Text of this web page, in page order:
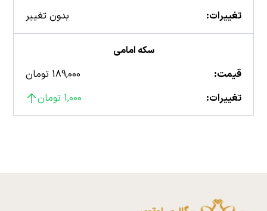
تغییرات:
بدون تغییر
سکه امامی
قیمت:
189,000 تومان
تغییرات:
1,000 تومان